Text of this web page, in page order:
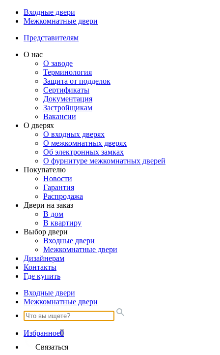
Входные двери
Межкомнатные двери
Представителям
О нас
О заводе
Терминология
Защита от подделок
Сертификаты
Документация
Застройщикам
Вакансии
О дверях
О входных дверях
О межкомнатных дверях
Об электронных замках
О фурнитуре межкомнатных дверей
Покупателю
Новости
Гарантия
Распродажа
Двери на заказ
В дом
В квартиру
Выбор двери
Входные двери
Межкомнатные двери
Дизайнерам
Контакты
Где купить
Входные двери
Межкомнатные двери
Избранное0
Связаться